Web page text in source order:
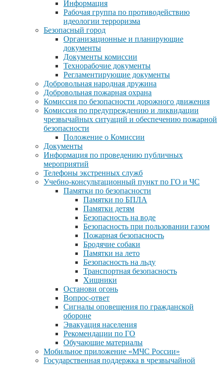
Информация
Рабочая группа по противодействию
идеологии терроризма
Безопасный город
Организационные и планирующие
документы
Документы комиссии
Технорабочие документы
Регламентирующие документы
Добровольная народная дружина
Добровольная пожарная охрана
Комиссия по безопасности дорожного движения
Комиссия по предупреждению и ликвидации
чрезвычайных ситуаций и обеспечению пожарной
безопасности
Положение о Комиссии
Документы
Информация по проведению публичных
мероприятий
Телефоны экстренных служб
Учебно-консультационный пункт по ГО и ЧС
Памятки по безопасности
Памятки по БПЛА
Памятки детям
Безопасность на воде
Безопасность при пользовании газом
Пожарная безопасность
Бродячие собаки
Памятки на лето
Безопасность на льду
Транспортная безопасность
Хищники
Останови огонь
Вопрос-ответ
Сигналы оповещения по гражданской
обороне
Эвакуация населения
Рекомендации по ГО
Обучающие материалы
Мобильное приложение «МЧС России»
Государственная поддержка в чрезвычайной